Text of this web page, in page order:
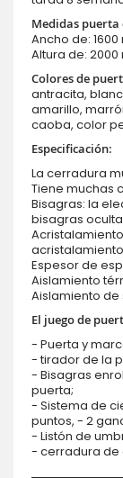
Medidas puerta
Ancho de:
Altura de:
Colores de
antracita,
amarillo,
caoba, color
Especificación:
La cerradura
Tiene muchas
Bisagras: la
bisagras
acristalamiento
Espesor de
Aislamiento
Aislamiento de
El juego de
- Puerta y
- tirador de la
- Bisagras
puerta;
- Sistema de
puntos, - 2
- Listón de
- cerradura de